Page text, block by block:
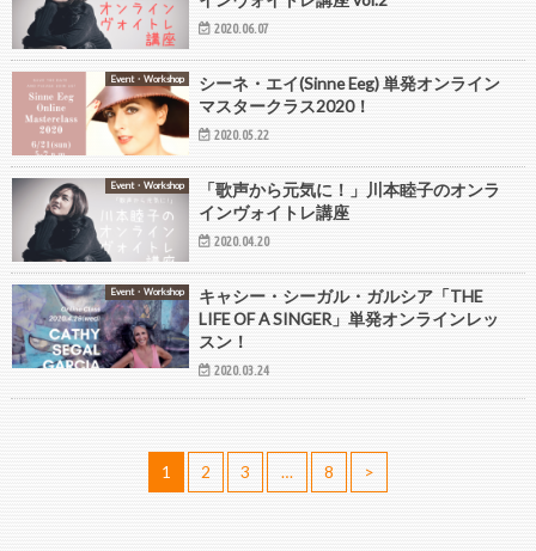
2020.06.07
Event・Workshop
シーネ・エイ(Sinne Eeg) 単発オンライン
マスタークラス2020！
2020.05.22
Event・Workshop
「歌声から元気に！」川本睦子のオンラ
インヴォイトレ講座
2020.04.20
Event・Workshop
キャシー・シーガル・ガルシア「THE
LIFE OF A SINGER」単発オンラインレッ
スン！
2020.03.24
1 2 3 … 8 >